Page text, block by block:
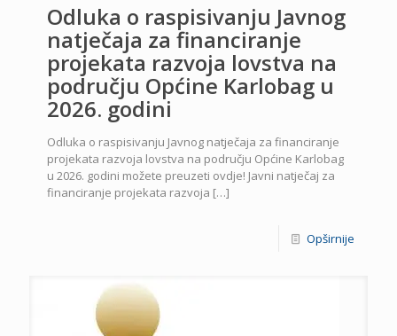
Odluka o raspisivanju Javnog
natječaja za financiranje
projekata razvoja lovstva na
području Općine Karlobag u
2026. godini
Odluka o raspisivanju Javnog natječaja za financiranje
projekata razvoja lovstva na području Općine Karlobag
u 2026. godini možete preuzeti ovdje! Javni natječaj za
financiranje projekata razvoja […]
Opširnije